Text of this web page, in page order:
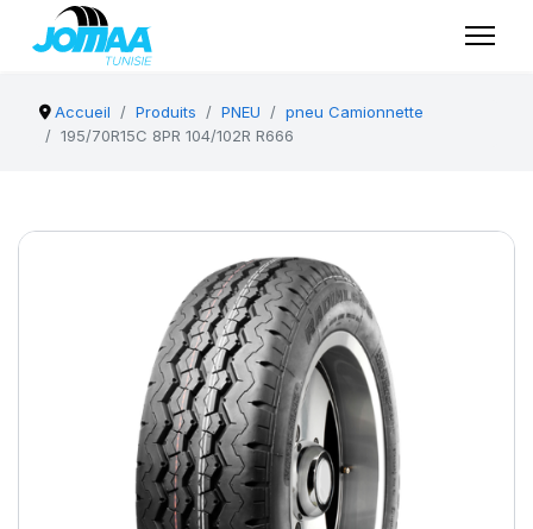
Accueil Produits PNEU
pneu Camionnette
195/70R15C 8PR 104/102R R666